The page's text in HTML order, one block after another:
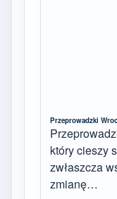
Przeprowadzki
który cieszy
zwłaszcza
zmianę…